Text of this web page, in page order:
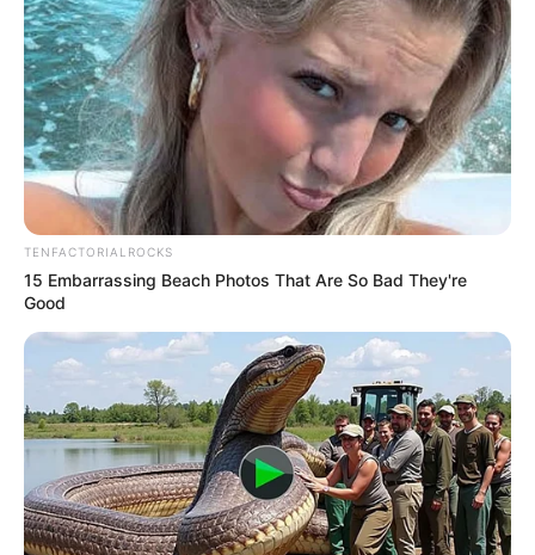
TENFACTORIALROCKS
15 Embarrassing Beach Photos That Are So Bad They're
Good